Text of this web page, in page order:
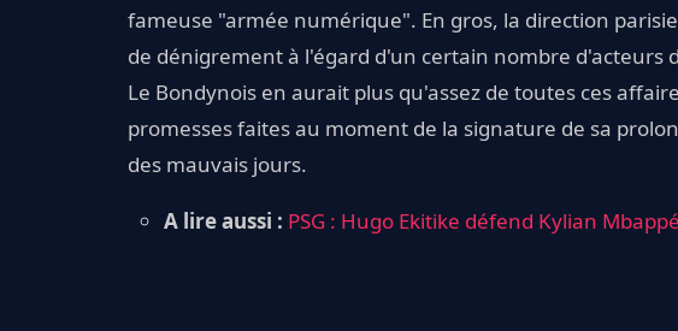
fameuse "armée numérique". En gros, la direction
de dénigrement à l'égard d'un certain nombre d'acteurs
Le Bondynois en aurait plus qu'assez de toutes ces
promesses faites au moment de la signature de sa
des mauvais jours.
A lire aussi : PSG : Hugo Ekitike défend Kylian